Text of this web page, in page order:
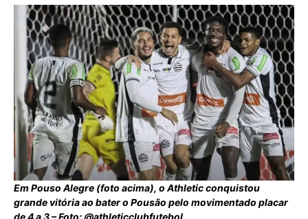
Em Pouso Alegre (foto acima), o Athletic conquistou
grande vitória ao bater o Pousão pelo movimentado placar